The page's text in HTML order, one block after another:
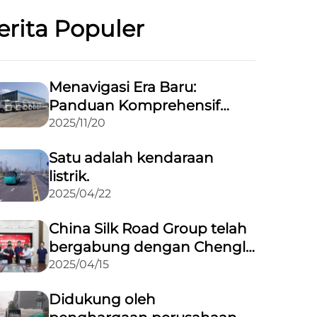
Populer
Menavigasi Era Baru:
Panduan Komprehensif
Mengenai Peraturan Terbaru
Barang Berbahaya
2025/11/20
Satu adalah kendaraan
listrik.
2025/04/22
China Silk Road Group telah
bergabung dengan Chengli
Automobile Group untuk
luar negeri melalui aliansi
2025/04/15
Didukung oleh